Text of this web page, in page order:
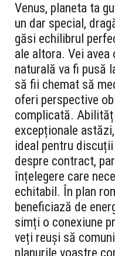
Venus, planeta ta
un dar special,
găsi echilibrul
ale altora. Vei
naturală va fi pusă
să fii chemat să
oferi perspective
complicată.
excepționale
ideal pentru
despre contract,
înțelegere care
echitabil. În plan
beneficiază de
simți o conexiune
veți reuși să
planurile voastre